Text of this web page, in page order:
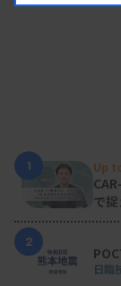
1
Up
で
2
日臨